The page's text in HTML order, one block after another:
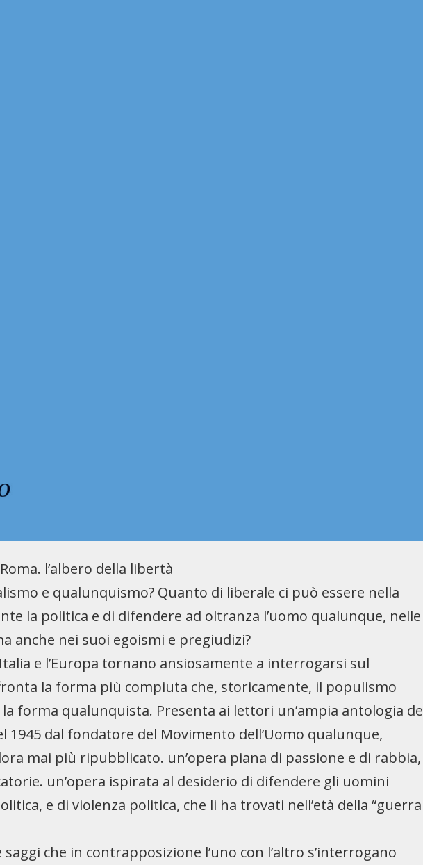
l’albero della libertà
e qualunquismo? Quanto di liberale ci può essere nella
la politica e di difendere ad oltranza l’uomo qualunque, nelle
anche nei suoi egoismi e pregiudizi?
e l’Europa tornano ansiosamente a interrogarsi sul
la forma più compiuta che, storicamente, il populismo
forma qualunquista. Presenta ai lettori un’ampia antologia de
1945 dal fondatore del Movimento dell’Uomo qualunque,
mai più ripubblicato. un’opera piana di passione e di rabbia,
un’opera ispirata al desiderio di difendere gli uomini
e di violenza politica, che li ha trovati nell’età della “guerra
che in contrapposizione l’uno con l’altro s’interrogano